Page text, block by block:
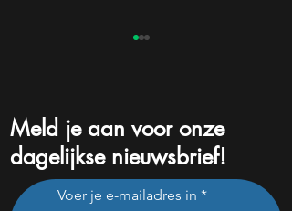
P/E onder 8: dit aandeel
kan snel herstellen
Meld je aan voor onze
dagelijkse nieuwsbrief!
Voer je e-mailadres in